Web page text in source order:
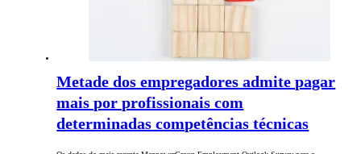
Metade dos empregadores admite pagar
mais por profissionais com
determinadas competências técnicas